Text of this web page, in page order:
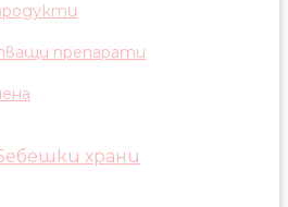
препарати
храни